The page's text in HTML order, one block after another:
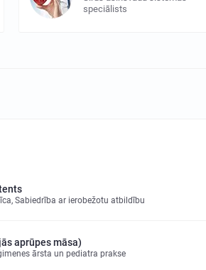
speciālists
Sabiedrība ar ierobežotu atbildību
aprūpes māsa)
ārsta un pediatra prakse